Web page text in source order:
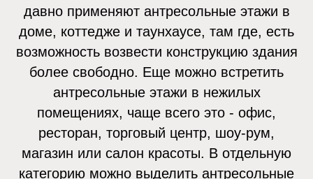
давно применяют антресольные этажи в
доме, коттедже и таунхаусе, там где, есть
возможность возвести конструкцию здания
более свободно. Еще можно встретить
антресольные этажи в нежилых
помещениях, чаще всего это - офис,
ресторан, торговый центр, шоу-рум,
магазин или салон красоты. В отдельную
категорию можно выделить антресольные